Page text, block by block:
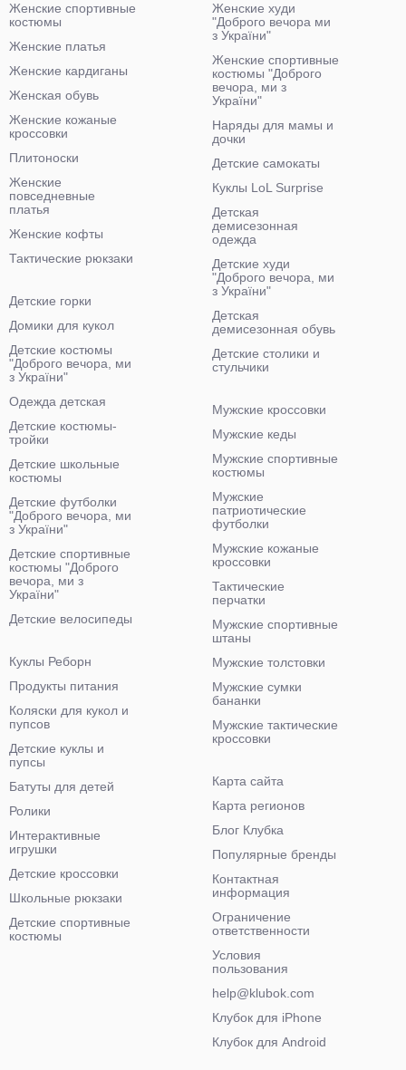
Женские спортивные
костюмы
Женские платья
Женские кардиганы
Женская обувь
Женские кожаные
кроссовки
Плитоноски
Женские
повседневные
платья
Женские кофты
Тактические рюкзаки
Женские худи
"Доброго вечора ми
з України"
Женские спортивные
костюмы "Доброго
вечора, ми з
України"
Наряды для мамы и
дочки
Детские самокаты
Куклы LoL Surprise
Детская
демисезонная
одежда
Детские худи
"Доброго вечора, ми
з України"
Детская
демисезонная обувь
Детские столики и
стульчики
Детские горки
Домики для кукол
Детские костюмы
"Доброго вечора, ми
з України"
Одежда детская
Детские костюмы-
тройки
Детские школьные
костюмы
Детские футболки
"Доброго вечора, ми
з України"
Детские спортивные
костюмы "Доброго
вечора, ми з
України"
Детские велосипеды
Мужские кроссовки
Мужские кеды
Мужские спортивные
костюмы
Мужские
патриотические
футболки
Мужские кожаные
кроссовки
Тактические
перчатки
Мужские спортивные
штаны
Мужские толстовки
Мужские сумки
бананки
Мужские тактические
кроссовки
Куклы Реборн
Продукты питания
Коляски для кукол и
пупсов
Детские куклы и
пупсы
Батуты для детей
Ролики
Интерактивные
игрушки
Детские кроссовки
Школьные рюкзаки
Детские спортивные
костюмы
Карта сайта
Карта регионов
Блог Клубка
Популярные бренды
Контактная
информация
Ограничение
ответственности
Условия
пользования
help@klubok.com
Клубок для iPhone
Клубок для Android